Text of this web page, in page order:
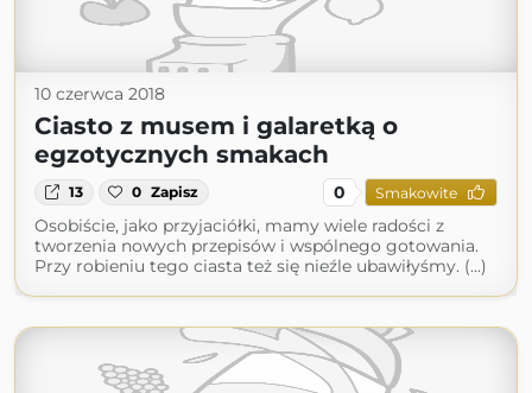
10 czerwca 2018
Ciasto z musem i galaretką o
egzotycznych smakach
13 0 Zapisz 0 Smakowite
Osobiście, jako przyjaciółki, mamy wiele radości z
tworzenia nowych przepisów i wspólnego gotowania.
Przy robieniu tego ciasta też się nieźle ubawiłyśmy. (...)